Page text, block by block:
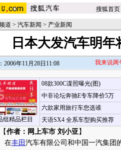
搜狐首页
道 > 汽车新闻 > 产业新闻
日本大发汽车明
2006年11月28日11:08 我来说两
组精品栏目
08款300C谍照曝光(图)
中非论坛奔驰E专车降价5万
六款家用旅行车您选谁
天语SX4 全系车型购买推荐
【作者：网上车市 刘小亚】
丰田 汽车有限公司和中国一汽集团